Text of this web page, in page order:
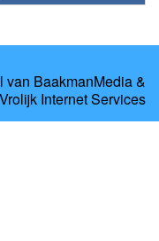
van BaakmanMedia&
Vrolijk Internet Services